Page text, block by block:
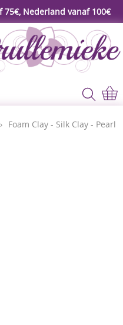
Nederland vanaf 100€
› Foam Clay - Silk Clay - Pearl